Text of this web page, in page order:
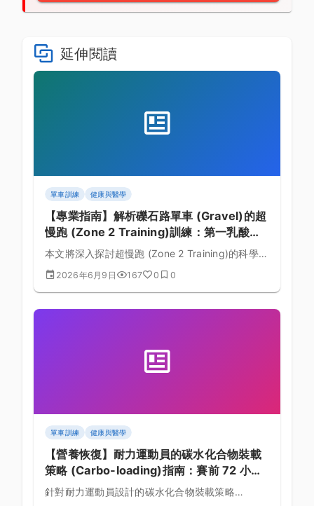
延伸閱讀
單車訓練 健康與醫學
【專業指南】解析礫石路單車 (Gravel)的超
慢跑 (Zone 2 Training)訓練：第一乳酸閾
值 (LT1) 與微血管新生與疲勞控制的完美平
本文將深入探討超慢跑 (Zone 2 Training)的科學機
制，結合礫石路單車 (Gravel)的生理需求，詳細解
析第一乳酸閾值 (LT1) 與微血管新生的理論基礎與
2026年6月9日 167 0 0
單車訓練 健康與醫學
【營養恢復】耐力運動員的碳水化合物裝載
策略 (Carbo-loading)指南：賽前 72 小時
每公斤體重 10 克碳水的餐單規劃與恢復排
針對耐力運動員設計的碳水化合物裝載策略